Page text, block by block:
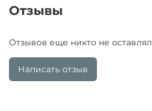
Отзывы
Отзывов еще никто не оставлял
Написать отзыв